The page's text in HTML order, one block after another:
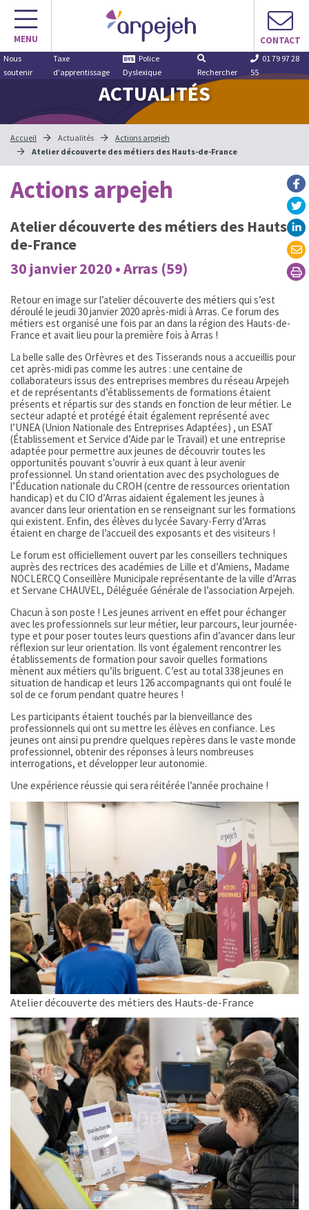
Aller
contenu
MENU CONTACT
Nous
soutenir
Taxe
d'apprentissage
Police
Dyslexique
Rechercher
01 79 97 28
55
ACTUALITÉS
Accueil Actualités
Actions arpejeh
Atelier découverte des métiers des Hauts-de-France
Actions arpejeh
Atelier découverte des métiers des Hauts-
de-France
30 janvier 2020 • Arras (59)
Retour en image sur l’atelier découverte des métiers qui s’est
déroulé le jeudi 30 janvier 2020 après-midi à Arras. Ce forum des
métiers est organisé une fois par an dans la région des Hauts-de-
France et avait lieu pour la première fois à Arras !
La belle salle des Orfèvres et des Tisserands nous a accueillis pour
cet après-midi pas comme les autres : une centaine de
collaborateurs issus des entreprises membres du réseau Arpejeh
et de représentants d’établissements de formations étaient
présents et répartis sur des stands en fonction de leur métier. Le
secteur adapté et protégé était également représenté avec
l’UNEA (Union Nationale des Entreprises Adaptées) , un ESAT
(Établissement et Service d’Aide par le Travail) et une entreprise
adaptée pour permettre aux jeunes de découvrir toutes les
opportunités pouvant s’ouvrir à eux quant à leur avenir
professionnel. Un stand orientation avec des psychologues de
l’Éducation nationale du CROH (centre de ressources orientation
handicap) et du CIO d’Arras aidaient également les jeunes à
avancer dans leur orientation en se renseignant sur les formations
qui existent. Enfin, des élèves du lycée Savary-Ferry d’Arras
étaient en charge de l’accueil des exposants et des visiteurs !
Le forum est officiellement ouvert par les conseillers techniques
auprès des rectrices des académies de Lille et d’Amiens, Madame
NOCLERCQ Conseillère Municipale représentante de la ville d’Arras
et Servane CHAUVEL, Déléguée Générale de l’association Arpejeh.
Chacun à son poste ! Les jeunes arrivent en effet pour échanger
avec les professionnels sur leur métier, leur parcours, leur journée-
type et pour poser toutes leurs questions afin d’avancer dans leur
réflexion sur leur orientation. Ils vont également rencontrer les
établissements de formation pour savoir quelles formations
mènent aux métiers qu’ils briguent. C’est au total 338 jeunes en
situation de handicap et leurs 126 accompagnants qui ont foulé le
sol de ce forum pendant quatre heures !
Les participants étaient touchés par la bienveillance des
professionnels qui ont su mettre les élèves en confiance. Les
jeunes ont ainsi pu prendre quelques repères dans le vaste monde
professionnel, obtenir des réponses à leurs nombreuses
interrogations, et développer leur autonomie.
Une expérience réussie qui sera réitérée l’année prochaine !
Atelier découverte des métiers des Hauts-de-France